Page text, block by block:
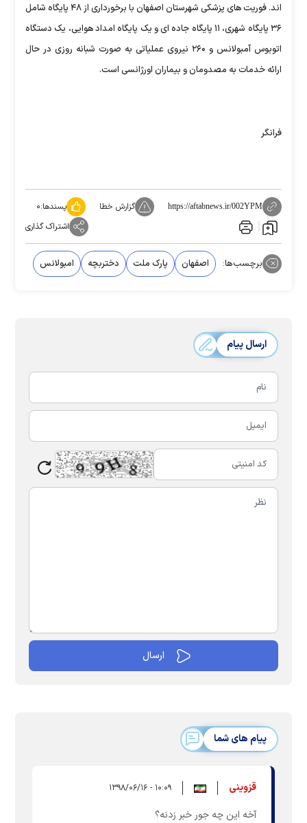
اند. فوریت های پزشکی شهرستان اصفهان با برخورداری از ۴۸ پایگاه شامل
۳۶ پایگاه شهری، ۱۱ پایگاه جاده ای و یک پایگاه امداد هوایی، یک دستگاه
اتوبوس آمبولانس و ۲۶۰ نیروی عملیاتی به صورت شبانه روزی در حال
ارائه خدمات به مصدومان و بیماران اورژانسی است.
فرانگر
https://aftabnews.ir/002YPM گزارش خطا پسندها:۰
اشتراک گذاری
برچسب‌ها: اصفهان پارک ملت دختربچه امبولانس
ارسال پیام
پیام های شما
قزوینی ۱۰:۰۹ - ۱۳۹۸/۰۶/۱۶
آخه این چه جور خبر زدنه؟